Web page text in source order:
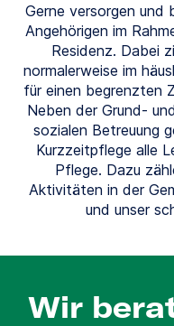
Gerne versorgen und
Angehörigen im
Residenz. Dabei
normalerweise im
für einen begrenzten
Neben der Grund-
sozialen Betreuung
Kurzzeitpflege alle
Pflege. Dazu
Aktivitäten in der
und unser
Wir